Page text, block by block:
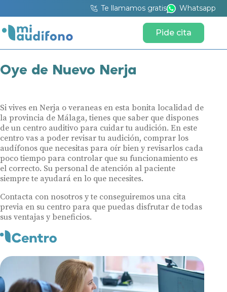
Te llamamos gratis Whatsapp
Pide cita
Oye de Nuevo Nerja
Si vives en Nerja o veraneas en esta bonita localidad de
la provincia de Málaga, tienes que saber que dispones
de un centro auditivo para cuidar tu audición. En este
centro vas a poder revisar tu audición, comprar los
audífonos que necesitas para oír bien y revisarlos cada
poco tiempo para controlar que su funcionamiento es
el correcto. Su personal de atención al paciente
siempre te ayudará en lo que necesites.
Contacta con nosotros y te conseguiremos una cita
previa en su centro para que puedas disfrutar de todas
sus ventajas y beneficios.